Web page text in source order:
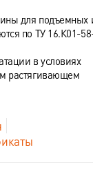
для подъемных
по ТУ 16.К01-
в условиях
растягивающем